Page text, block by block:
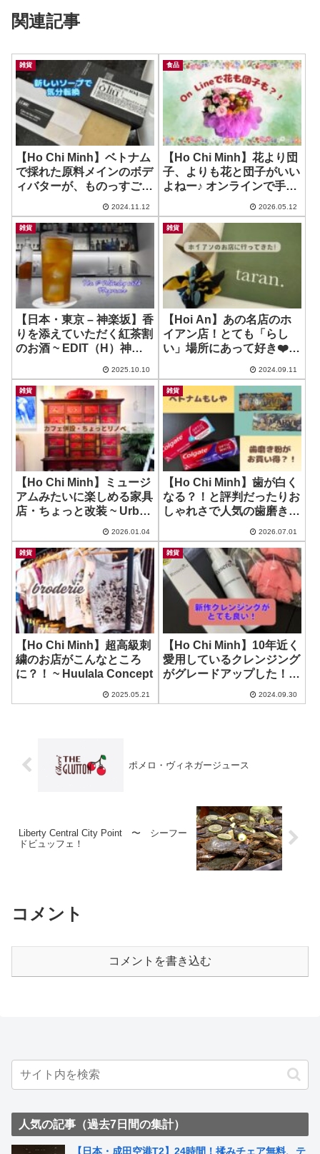
関連記事
雑貨
【Ho Chi Minh】ベトナム
で採れた原料メインのボデ
ィバターが、ものっすごい
Showroom Phu Nhuan
2024.11.12
食品
【Ho Chi Minh】花より団
子、よりも花と団子がいい
よねー♪ オンラインで手軽
2026.05.12
雑貨
【日本・東京 – 神楽坂】香
りを添えていただく紅茶割
のお酒 ~ EDIT（H）神楽
2025.10.10
雑貨
【Hoi An】あの名店のホ
イアン店！とても「らし
い」場所にあって好き❤️ ~
2024.09.11
雑貨
【Ho Chi Minh】ミュージ
アムみたいに楽しめる家具
店・ちょっと改装 ~ Urban
2026.01.04
雑貨
【Ho Chi Minh】歯が白く
なる？！と評判だったりお
しゃれさで人気の歯磨き粉
Colagate OPTIC WHITE他
2026.07.01
雑貨
【Ho Chi Minh】超高級刺
繍のお店がこんなところ
に？！ ~ Huulala Concept
2025.05.21
雑貨
【Ho Chi Minh】10年近く
愛用しているクレンジング
がグレードアップした！ ~
2024.09.30
ポメロ・ヴィネガージュース
Liberty Central City Point 〜 シーフー
ドビュッフェ！
コメント
コメントを書き込む
人気の記事（過去7日間の集計）
【日本・成田空港T2】24時間！揉みチェア無料、テ